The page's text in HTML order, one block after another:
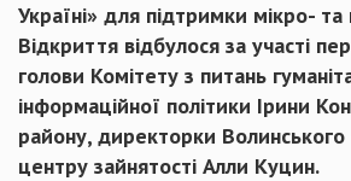
Україні» для підтримки мікро- та
Відкриття відбулося за участі
голови Комітету з питань
інформаційної політики Ірини
району, директорки Волинського
центру зайнятості Алли Куцин.